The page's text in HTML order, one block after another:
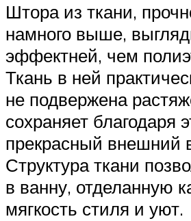
Штора из ткани,
намного выше,
эффектней, чем
Ткань в ней
не подвержена
сохраняет благодаря
прекрасный внешний
Структура ткани
в ванну, отделанную
мягкость стиля и уют.